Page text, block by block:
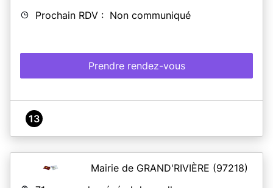
Prochain RDV : Non communiqué
Prendre rendez-vous
13
Mairie de GRAND'RIVIÈRE (97218)